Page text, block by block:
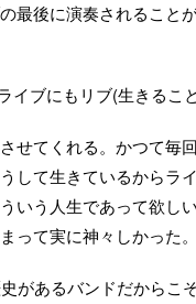
最後に演奏されること
イブにもリブ(生きるこ
せてくれる。かつて毎
して生きているからラ
いう人生であって欲し
って実に神々しかった。
があるバンドだから